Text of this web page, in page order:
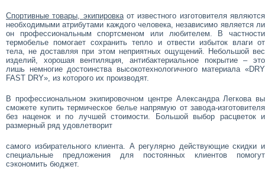
Спортивные товары, экипировка от известного изготовителя являются
необходимыми атрибутами каждого человека, независимо является ли
он профессиональным спортсменом или любителем. В частности
термобелье помогает сохранить тепло и отвести избыток влаги от
тела, не доставляя при этом неприятных ощущений. Небольшой вес
изделий, хорошая вентиляция, антибактериальное покрытие – это
лишь немногие достоинства высокотехнологичного материала «DRY
FAST DRY», из которого их производят.
В профессиональном экипировочном центре Александра Легкова вы
сможете купить термическое белье напрямую от завода-изготовителя
без наценок и по лучшей стоимости. Большой выбор расцветок и
размерный ряд удовлетворит
самого избирательного клиента. А регулярно действующие скидки и
специальные предложения для постоянных клиентов помогут
сэкономить бюджет.